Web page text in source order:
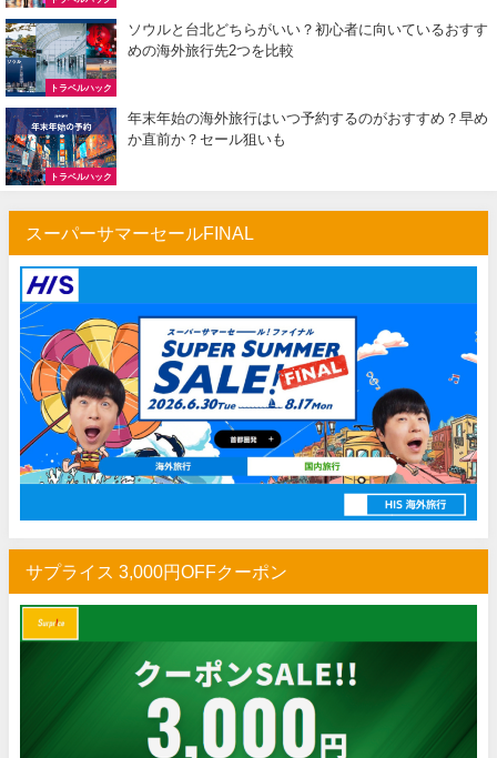
トラベルハック
ソウルと台北どちらがいい？初心者に向いているおすす
めの海外旅行先2つを比較
トラベルハック
年末年始の海外旅行はいつ予約するのがおすすめ？早め
か直前か？セール狙いも
スーパーサマーセールFINAL
サプライス 3,000円OFFクーポン